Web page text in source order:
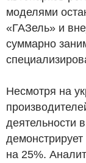
моделями
«ГАЗель» и
суммарно
Несмотря на
деятельности
на 25%.